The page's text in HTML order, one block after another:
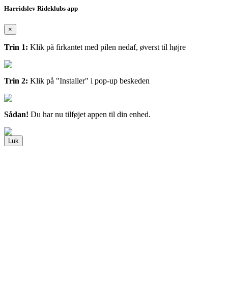
Harridslev Rideklubs app
×
Trin 1: Klik på firkantet med pilen nedaf, øverst til højre
Trin 2: Klik på "Installer" i pop-up beskeden
Sådan! Du har nu tilføjet appen til din enhed.
Luk